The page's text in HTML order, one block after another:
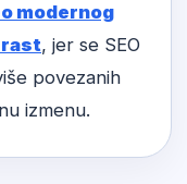
modernog
rast, jer se SEO
povezanih
izmenu.